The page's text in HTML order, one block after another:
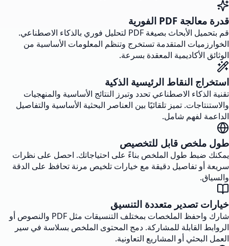
قدرة معالجة PDF الفورية
قم بتحميل الأبحاث بصيغة PDF لتحليل فوري بالذكاء الاصطناعي.
الخوارزميات المتقدمة تستخرج وتنظم المعلومات الأساسية من
الوثائق الأكاديمية المعقدة بسرعة.
استخراج النقاط الرئيسية الذكية
تقنية الذكاء الاصطناعي تحدد وتبرز النتائج الأساسية والمنهجيات
والاستنتاجات. تميز تلقائيًا بين العناصر البحثية الأساسية والتفاصيل
الداعمة لفهم شامل.
طول ملخص قابل للتخصيص
يمكنك ضبط طول الملخص بناءً على احتياجاتك. احصل على نظرات
سريعة أو تفاصيل دقيقة مع خيارات تلخيص مرنة تحافظ على الدقة
والسياق.
خيارات تصدير متعددة التنسيق
شارك واحفظ الملخصات بمختلف التنسيقات مثل PDF والنصوص أو
الروابط القابلة للمشاركة. دمج المحتوى الملخص بسلاسة في سير
العمل البحثي أو المشاريع التعاونية.